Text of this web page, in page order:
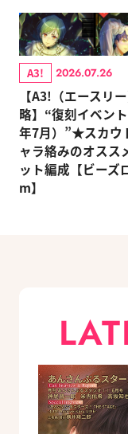
A3! 2026.07.26
【A3!（エースリ
略】“復刻イベン
年7月）”★スカウ
ャラ絡みのオスス
ット編成【ビーズ
m】